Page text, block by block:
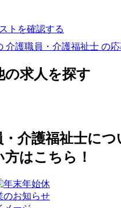
トを確認する
介護職員・介護福祉士 の
の求人を探す
介護福祉士につ
はこちら！